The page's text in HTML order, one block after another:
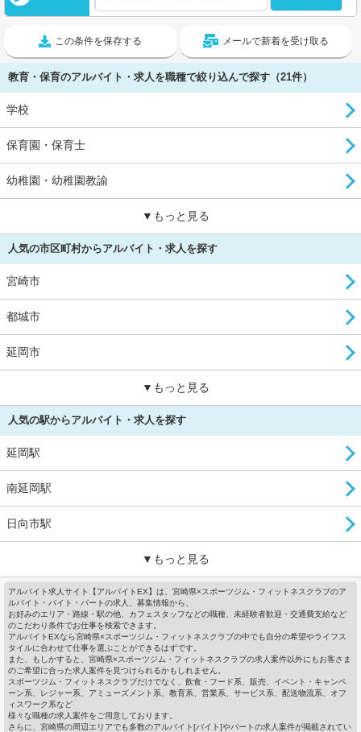
この条件を保存する メールで新着を受け取る
教育・保育のアルバイト・求人を職種で絞り込んで探す（21件）
学校
保育園・保育士
幼稚園・幼稚園教諭
▼もっと見る
人気の市区町村からアルバイト・求人を探す
宮崎市
都城市
延岡市
▼もっと見る
人気の駅からアルバイト・求人を探す
延岡駅
南延岡駅
日向市駅
▼もっと見る
アルバイト求人サイト【アルバイトEX】は、宮崎県×スポーツジム・フィットネスクラブのア
ルバイト・バイト・パートの求人、募集情報から、
お好みのエリア・路線・駅の他、カフェスタッフなどの職種、未経験者歓迎・交通費支給など
のこだわり条件でお仕事を検索できます。
アルバイトEXなら宮崎県×スポーツジム・フィットネスクラブの中でも自分の希望やライフス
タイルに合わせて仕事を選ぶことができるはずです。
また、もしかすると、宮崎県×スポーツジム・フィットネスクラブの求人案件以外にもお客さま
のご希望に合った求人案件を見つけられるかもしれません。
スポーツジム・フィットネスクラブだけでなく、飲食・フード系、販売、イベント・キャンペ
ーン系、レジャー系、アミューズメント系、教育系、営業系、サービス系、配送物流系、オフ
ィスワーク系など
様々な職種の求人案件をご用意しております。
さらに、宮崎県の周辺エリアでも多数のアルバイト[バイト]やパートの求人案件が掲載されてい